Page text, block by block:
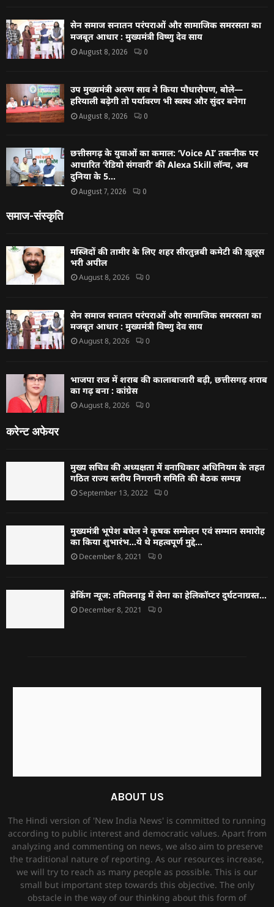
सेन समाज सनातन परंपराओं और सामाजिक समरसता का
मजबूत आधार : मुख्यमंत्री विष्णु देव साय
August 8, 2026 0
उप मुख्यमंत्री अरुण साव ने किया पौधारोपण, बोले—
हरियाली बढ़ेगी तो पर्यावरण भी स्वस्थ और सुंदर बनेगा
August 8, 2026 0
छत्तीसगढ़ के युवाओं का कमाल: ‘Voice AI’ तकनीक पर
आधारित ‘रेडियो संगवारी’ की Alexa Skill लॉन्च, अब
दुनिया के 5...
August 7, 2026 0
समाज-संस्कृति
मस्जिदों की तामीर के लिए शहर सीरतुन्नबी कमेटी की ख़ुलूस
भरी अपील
August 8, 2026 0
सेन समाज सनातन परंपराओं और सामाजिक समरसता का
मजबूत आधार : मुख्यमंत्री विष्णु देव साय
August 8, 2026 0
भाजपा राज में शराब की कालाबाजारी बढ़ी, छत्तीसगढ़ शराब
का गढ़ बना : कांग्रेस
August 8, 2026 0
करेन्ट अफेयर
मुख्य सचिव की अध्यक्षता में वनाधिकार अधिनियम के तहत
गठित राज्य स्तरीय निगरानी समिति की बैठक सम्पन्न
September 13, 2022 0
मुख्यमंत्री भूपेश बघेल ने कृषक सम्मेलन एवं सम्मान समारोह
का किया शुभारंभ…ये थे महत्वपूर्ण मुद्दे…
December 8, 2021 0
ब्रेकिंग न्यूज: तमिलनाडु में सेना का हेलिकॉप्टर दुर्घटनाग्रस्त…
December 8, 2021 0
ABOUT US
The Hindi version of 'New India News' is committed to running
according to public interest and democratic values. Apart from
analyzing and commenting on news, we also aim to preserve
the traditional nature of reporting. As our resources increase,
we will try to reach as many people as possible. This is our
small but important step towards this objective. The only
obstacle in the way of our thinking about this form of